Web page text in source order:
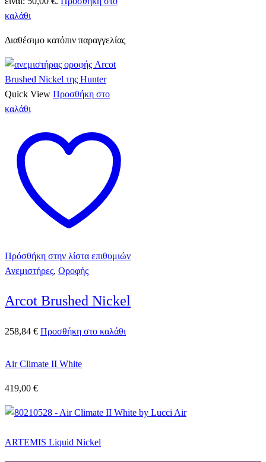
καλάθι
Διαθέσιμο κατόπιν παραγγελίας
Quick View Προσθήκη στο
καλάθι
Πρόσθήκη στην λίστα επιθυμιών
Ανεμιστήρες, Οροφής
Arcot Brushed Nickel
258,84 € Προσθήκη στο καλάθι
Air Climate II White
419,00 €
ARTEMIS Liquid Nickel